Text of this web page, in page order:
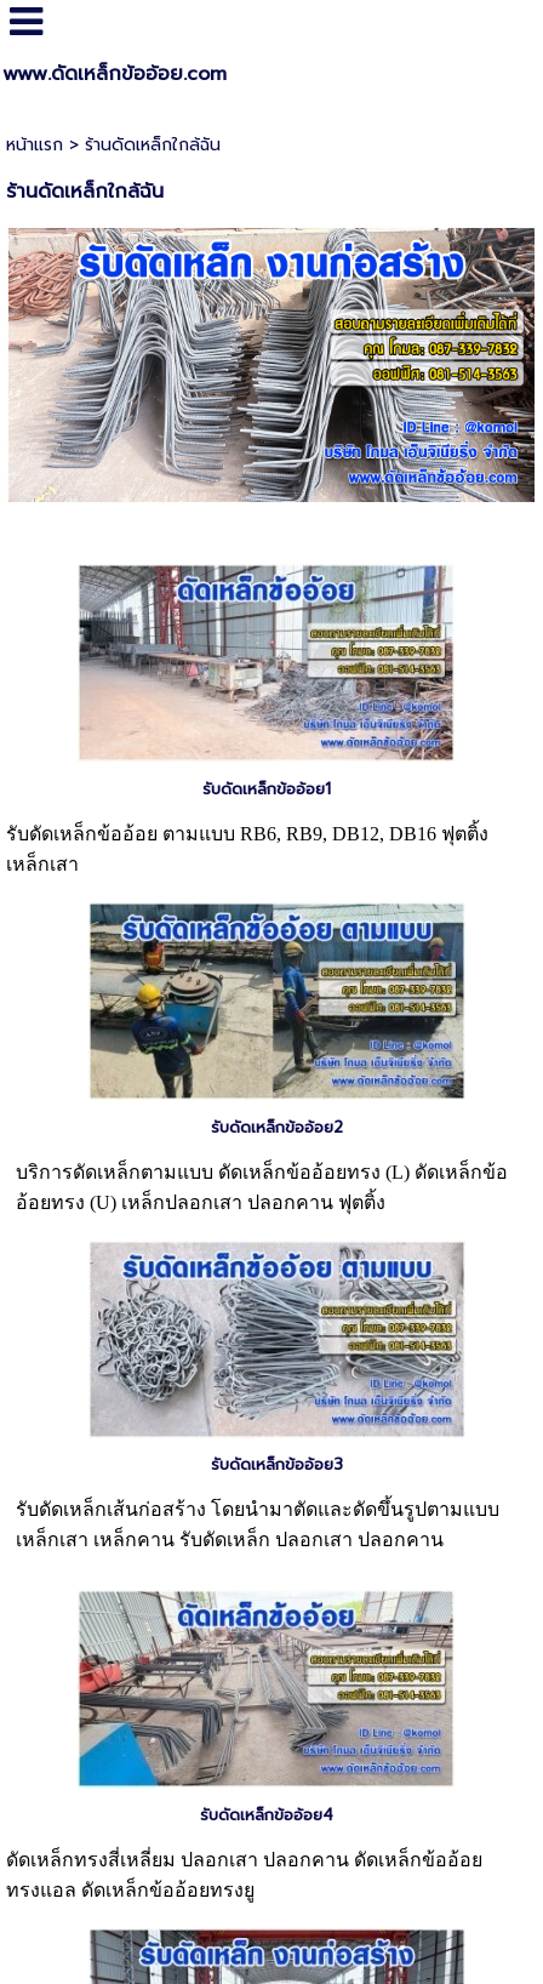
www.ดัดเหล็กข้ออ้อย.com
หน้าแรก> ร้านดัดเหล็กใกล้ฉัน
ร้านดัดเหล็กใกล้ฉัน
รับดัดเหล็กข้ออ้อย1
รับดัดเหล็กข้ออ้อย ตามแบบ RB6, RB9, DB12, DB16 ฟุตติ้ง
เหล็กเสา
รับดัดเหล็กข้ออ้อย2
บริการดัดเหล็กตามแบบ ดัดเหล็กข้ออ้อยทรง (L) ดัดเหล็กข้อ
อ้อยทรง (U) เหล็กปลอกเสา ปลอกคาน ฟุตติ้ง
รับดัดเหล็กข้ออ้อย3
รับดัดเหล็กเส้นก่อสร้าง โดยนำมาตัดและดัดขึ้นรูปตามแบบ
เหล็กเสา เหล็กคาน รับดัดเหล็ก ปลอกเสา ปลอกคาน
รับดัดเหล็กข้ออ้อย4
ดัดเหล็กทรงสี่เหลี่ยม ปลอกเสา ปลอกคาน ดัดเหล็กข้ออ้อย
ทรงแอล ดัดเหล็กข้ออ้อยทรงยู